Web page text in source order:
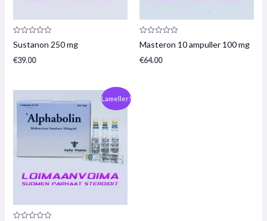
Produktanmeldelse:
0
5
Sustanon 250 mg
€39.00
Produktanmeldelse:
0
5
Masteron 10 ampuller 100 mg
€64.00
Lameller!
pris
var:
€74,00.
nuværende
pris
er:
€63,00.